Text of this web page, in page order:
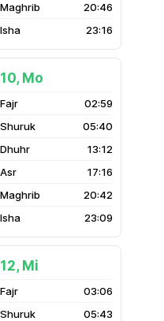
20:46
23:16
10, Mo
02:59
05:40
13:12
17:16
20:42
23:09
12, Mi
03:06
05:43